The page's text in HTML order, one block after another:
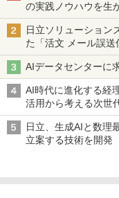
の実践ノウハウを生
日立ソリューション
た「活文 メール誤
AIデータセンターに
AI時代に進化する経
活用から考える次世
日立、生成AIと数理
立案する技術を開発